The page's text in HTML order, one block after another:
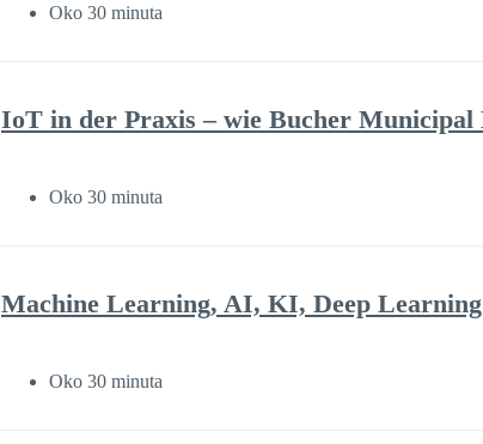
Oko 30 minuta
IoT in der Praxis – wie Bucher Municipal
Oko 30 minuta
Machine Learning, AI, KI, Deep
Oko 30 minuta